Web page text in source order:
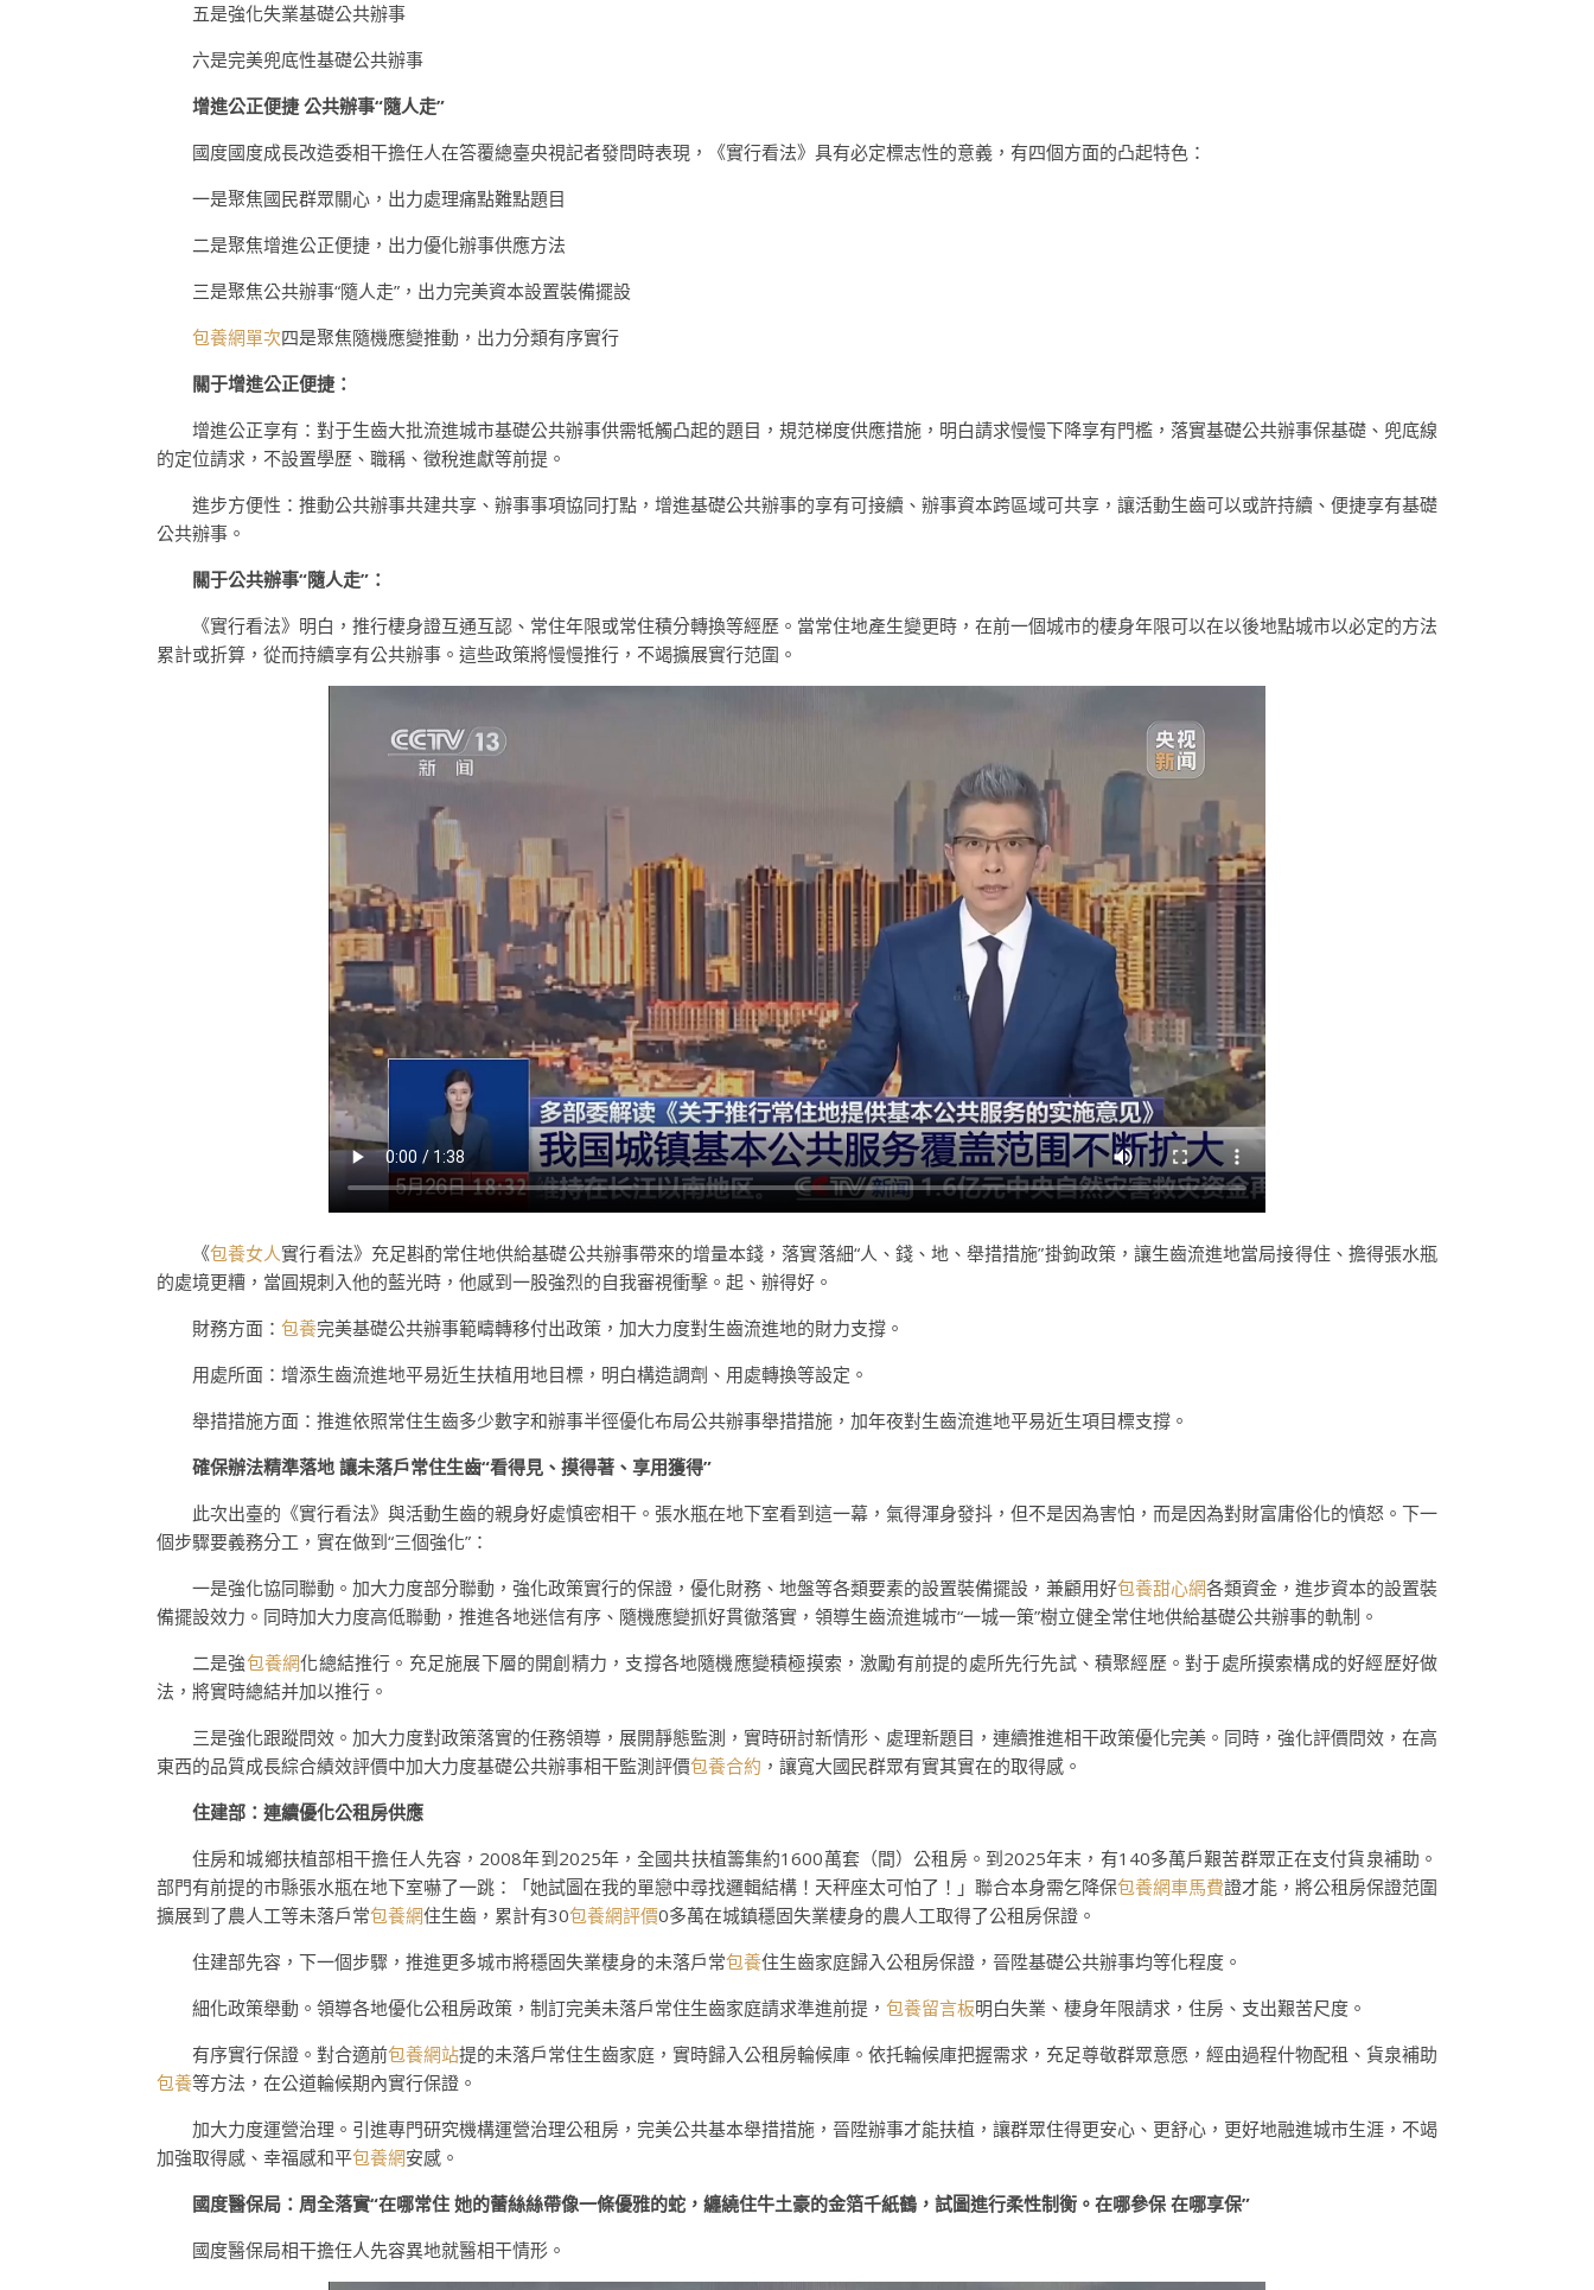
五是強化失業基礎公共辦事
六是完美兜底性基礎公共辦事
增進公正便捷 公共辦事“隨人走”
國度國度成長改造委相干擔任人在答覆總臺央視記者發問時表現，《實行看法》具有必定標志性的意義，有四個方面的凸起特色：
一是聚焦國民群眾關心，出力處理痛點難點題目
二是聚焦增進公正便捷，出力優化辦事供應方法
三是聚焦公共辦事“隨人走”，出力完美資本設置裝備擺設
包養網單次四是聚焦隨機應變推動，出力分類有序實行
關于增進公正便捷：
增進公正享有：對于生齒大批流進城市基礎公共辦事供需牴觸凸起的題目，規范梯度供應措施，明白請求慢慢下降享有門檻，落實基礎公共辦事保基礎、兜底線
的定位請求，不設置學歷、職稱、徵稅進獻等前提。
進步方便性：推動公共辦事共建共享、辦事事項協同打點，增進基礎公共辦事的享有可接續、辦事資本跨區域可共享，讓活動生齒可以或許持續、便捷享有基礎
公共辦事。
關于公共辦事“隨人走”：
《實行看法》明白，推行棲身證互通互認、常住年限或常住積分轉換等經歷。當常住地產生變更時，在前一個城市的棲身年限可以在以後地點城市以必定的方法
累計或折算，從而持續享有公共辦事。這些政策將慢慢推行，不竭擴展實行范圍。
《包養女人實行看法》充足斟酌常住地供給基礎公共辦事帶來的增量本錢，落實落細“人、錢、地、舉措措施”掛鉤政策，讓生齒流進地當局接得住、擔得張水瓶
的處境更糟，當圓規刺入他的藍光時，他感到一股強烈的自我審視衝擊。起、辦得好。
財務方面： 包養完美基礎公共辦事範疇轉移付出政策，加大力度對生齒流進地的財力支撐。
用處所面：增添生齒流進地平易近生扶植用地目標，明白構造調劑、用處轉換等設定。
舉措措施方面：推進依照常住生齒多少數字和辦事半徑優化布局公共辦事舉措措施，加年夜對生齒流進地平易近生項目標支撐。
確保辦法精準落地 讓未落戶常住生齒“看得見、摸得著、享用獲得”
此次出臺的《實行看法》與活動生齒的親身好處慎密相干。張水瓶在地下室看到這一幕，氣得渾身發抖，但不是因為害怕，而是因為對財富庸俗化的憤怒。下一
個步驟要義務分工，實在做到“三個強化”：
一是強化協同聯動。加大力度部分聯動，強化政策實行的保證，優化財務、地盤等各類要素的設置裝備擺設，兼顧用好包養甜心網各類資金，進步資本的設置裝
備擺設效力。同時加大力度高低聯動，推進各地迷信有序、隨機應變抓好貫徹落實，領導生齒流進城市“一城一策”樹立健全常住地供給基礎公共辦事的軌制。
二是強包養網化總結推行。充足施展下層的開創精力，支撐各地隨機應變積極摸索，激勵有前提的處所先行先試、積聚經歷。對于處所摸索構成的好經歷好做
法，將實時總結并加以推行。
三是強化跟蹤問效。加大力度對政策落實的任務領導，展開靜態監測，實時研討新情形、處理新題目，連續推進相干政策優化完美。同時，強化評價問效，在高
東西的品質成長綜合績效評價中加大力度基礎公共辦事相干監測評價包養合約 ，讓寬大國民群眾有實其實在的取得感。
住建部：連續優化公租房供應
住房和城鄉扶植部相干擔任人先容，2008年到2025年，全國共扶植籌集約1600萬套（間）公租房。到2025年末，有140多萬戶艱苦群眾正在支付貨泉補助。
部門有前提的市縣張水瓶在地下室嚇了一跳：「她試圖在我的單戀中尋找邏輯結構！天秤座太可怕了！」聯合本身需乞降保包養網車馬費證才能，將公租房保證范圍
擴展到了農人工等未落戶常包養網住生齒，累計有30包養網評價0多萬在城鎮穩固失業棲身的農人工取得了公租房保證。
住建部先容，下一個步驟，推進更多城市將穩固失業棲身的未落戶常包養住生齒家庭歸入公租房保證，晉陞基礎公共辦事均等化程度。
細化政策舉動。領導各地優化公租房政策，制訂完美未落戶常住生齒家庭請求準進前提， 包養留言板明白失業、棲身年限請求，住房、支出艱苦尺度。
有序實行保證。對合適前包養網站提的未落戶常住生齒家庭，實時歸入公租房輪候庫。依托輪候庫把握需求，充足尊敬群眾意愿，經由過程什物配租、貨泉補助
包養等方法，在公道輪候期內實行保證。
加大力度運營治理。引進專門研究機構運營治理公租房，完美公共基本舉措措施，晉陞辦事才能扶植，讓群眾住得更安心、更舒心，更好地融進城市生涯，不竭
加強取得感、幸福感和平包養網安感。
國度醫保局：周全落實“在哪常住 她的蕾絲絲帶像一條優雅的蛇，纏繞住牛土豪的金箔千紙鶴，試圖進行柔性制衡。在哪參保 在哪享保”
國度醫保局相干擔任人先容異地就醫相干情形。